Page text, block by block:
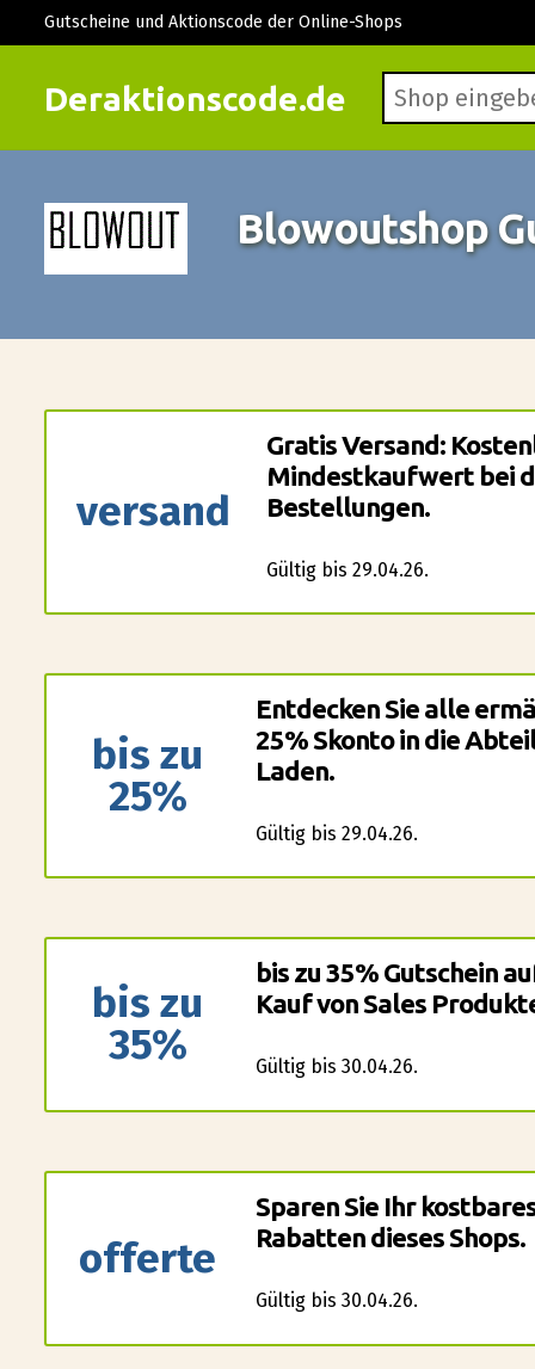
Deraktionscode.de
Gutscheine und Aktionscode der Online-Shops
Blowoutshop
versand
Gratis Versand:
Mindestkaufwert bei
Bestellungen.
Gültig bis 29.04.26.
bis zu
25%
Entdecken Sie alle
25% Skonto in die
Laden.
Gültig bis 29.04.26.
bis zu
35%
bis zu 35% Gutschein
Kauf von Sales
Gültig bis 30.04.26.
offerte
Sparen Sie Ihr
Rabatten dieses Shops.
Gültig bis 30.04.26.